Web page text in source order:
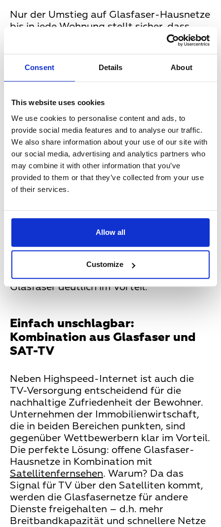
Consent Details About
This website uses cookies
We use cookies to personalise content and ads, to
provide social media features and to analyse our traffic.
We also share information about your use of our site with
our social media, advertising and analytics partners who
may combine it with other information that you’ve
provided to them or that they’ve collected from your use
of their services.
Allow all
Customize
Nur der Umstieg auf Glasfaser-Hausnetze
bis in jede Wohnung stellt sicher, dass
Bewohner nicht den Anschluss ans
Ein Umstieg auf
Glasfaser bringt nur
benötigen Glasfaserkabel bis zu 85
Prozent weniger Energie. Auch das
energieeffiziente Management von
Gebäudekomplexen und sogar ganzer
Quartiere mittels 5G und Sensoren ist
ohne Glasfaser undenkbar.
Zudem werden die Auflagen für
Glasfaserkabel hitzeunempfindlich sind.
Und darüber hinaus leichter, dünner und
der Verbauung deutlich weniger Platz
benötigen. Auch bei der schnellen und
zuverlässigen Datenübertragung ist
Glasfaser deutlich im Vorteil.
Einfach unschlagbar:
Kombination aus Glasfaser und
SAT-TV
Neben Highspeed-Internet ist auch die
TV-Versorgung entscheidend für die
nachhaltige Zufriedenheit der Bewohner.
Unternehmen der Immobilienwirtschaft,
die in beiden Bereichen punkten, sind
gegenüber Wettbewerbern klar im Vorteil.
Die perfekte Lösung: offene Glasfaser-
Hausnetze in Kombination mit
Satellitenfernsehen. Warum? Da das
Signal für TV über den Satelliten kommt,
werden die Glasfasernetze für andere
Dienste freigehalten – d.h. mehr
Breitbandkapazität und schnellere Netze